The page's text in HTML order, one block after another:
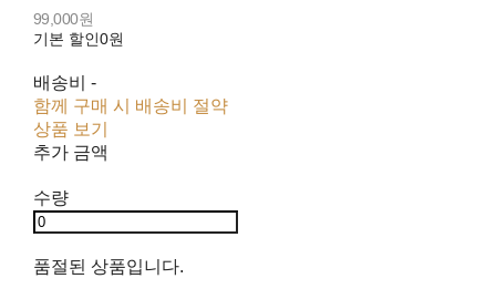
99,000원
기본 할인0원
배송비 -
함께 구매 시 배송비 절약
상품 보기
추가 금액
수량
품절된 상품입니다.